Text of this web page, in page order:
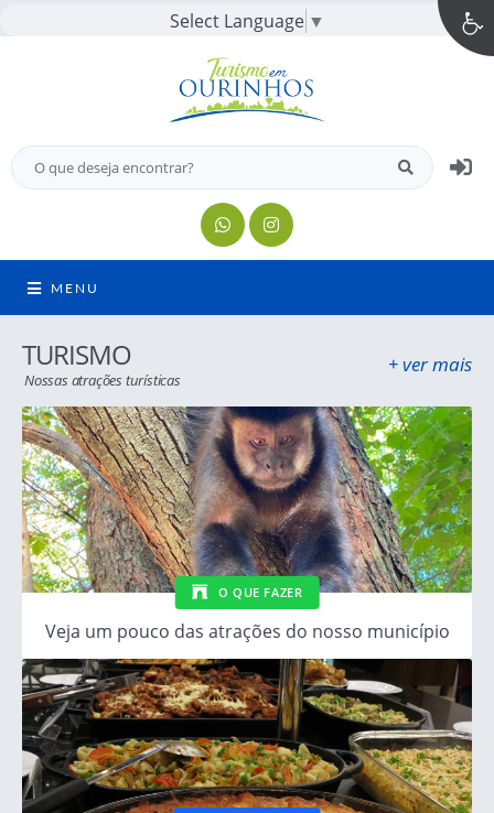
Select Language ▼
MENU
TURISMO
Nossas atrações turísticas
+ ver mais
O QUE FAZER
Veja um pouco das atrações do nosso município